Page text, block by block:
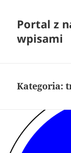
Portal z
wpisami
Kategoria: